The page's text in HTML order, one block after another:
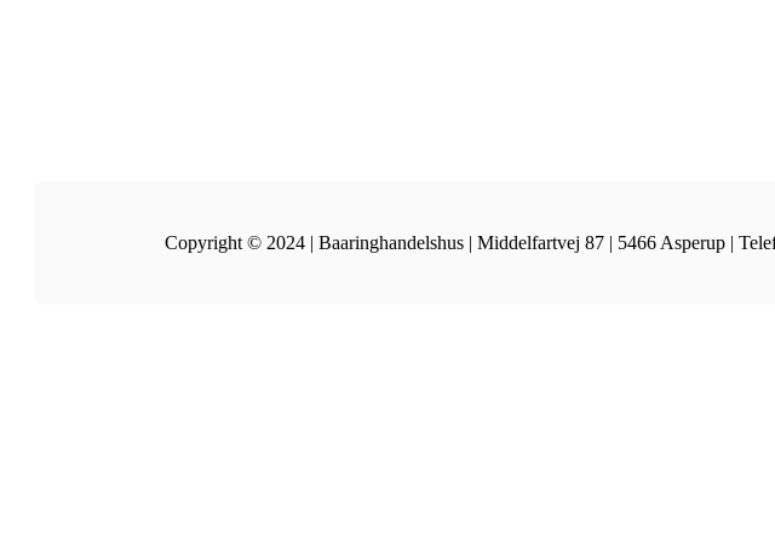
Copyright © 2024 | Baaringhandelshus | Middelfartvej 87 | 5466 Asperup |